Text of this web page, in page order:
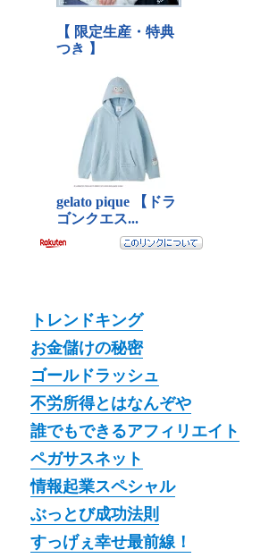
トレンドキング
お金儲けの秘密
ゴールドラッシュ
不労所得とはなんぞや
誰でもできるアフィリエイト
ペガサスネット
情報起業スペシャル
ぶっとび成功法則
すっげぇ幸せ最前線！